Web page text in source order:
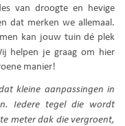
van droogte en hevige
dat merken we allemaal.
kan jouw tuin dé plek
helpen je graag om hier
manier!
kleine aanpassingen in
Iedere tegel die wordt
meter dak die vergroent,